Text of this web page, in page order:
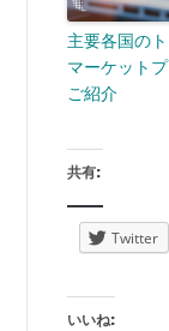
主要各国の
マーケット
ご紹介
共有:
Twitter
いいね: